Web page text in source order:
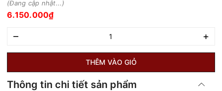
(Đang cập nhật...)
6.150.000₫
– +
THÊM VÀO GIỎ
Thông tin chi tiết sản phẩm